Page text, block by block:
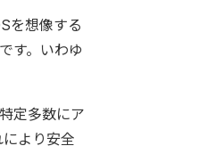
を想像する
す。いわゆ
定多数にア
より安全